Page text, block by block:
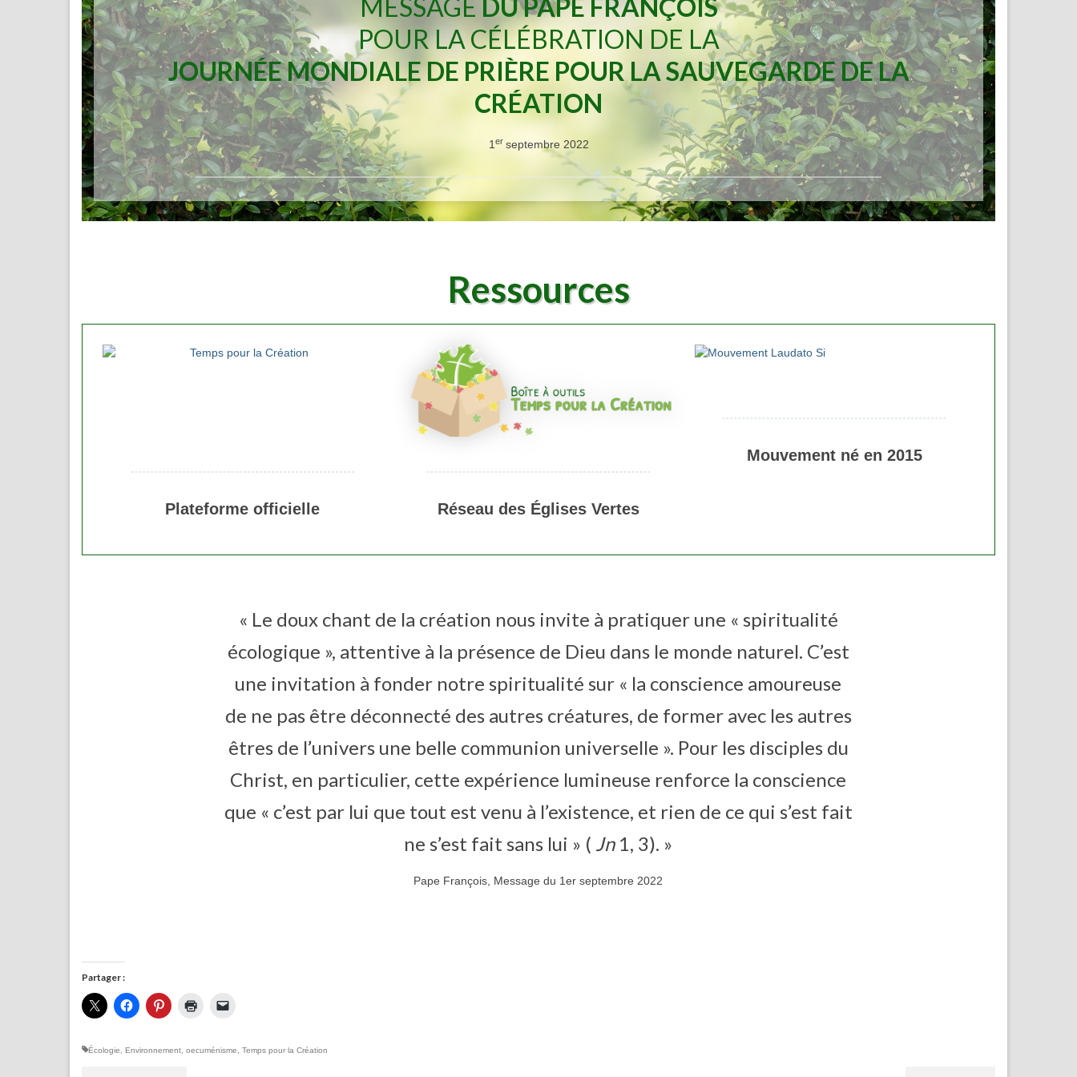
MESSAGE DU PAPE FRANÇOIS
POUR LA CÉLÉBRATION DE LA
JOURNÉE MONDIALE DE PRIÈRE POUR LA SAUVEGARDE DE LA
CRÉATION
1er septembre 2022
Ressources
Plateforme officielle Réseau des Églises Vertes
Mouvement né en 2015
« Le doux chant de la création nous invite à pratiquer une « spiritualité
écologique », attentive à la présence de Dieu dans le monde naturel. C’est
une invitation à fonder notre spiritualité sur « la conscience amoureuse
de ne pas être déconnecté des autres créatures, de former avec les autres
êtres de l’univers une belle communion universelle ». Pour les disciples du
Christ, en particulier, cette expérience lumineuse renforce la conscience
que « c’est par lui que tout est venu à l’existence, et rien de ce qui s’est fait
ne s’est fait sans lui » ( Jn1, 3). »
Pape François, Message du 1er septembre 2022
Partager :
Écologie Environnement oecuménisme Temps pour la Création